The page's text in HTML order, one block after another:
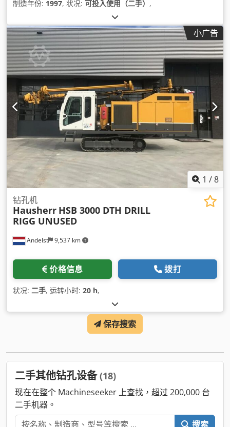
制造年份: 1997, 状况: 可投入使用（二手） ,
小广告
1 /8
Andelst 9,537 km
钻孔机
Hausherr HSB 3000 DTH DRILL
RIGG UNUSED
价格信息 拨打
状况: 二手, 运转小时: 20 h,
保存搜索
二手其他钻孔设备(18)
现在在整个 Machineseeker 上查找，超过 200,000 台
二手机器。
搜索